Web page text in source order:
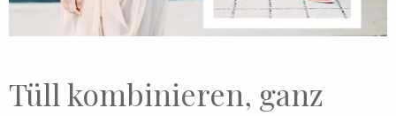
Tüll kombinieren, ganz